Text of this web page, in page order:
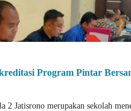
Program Pintar
2 Jatisrono merupakan sekolah